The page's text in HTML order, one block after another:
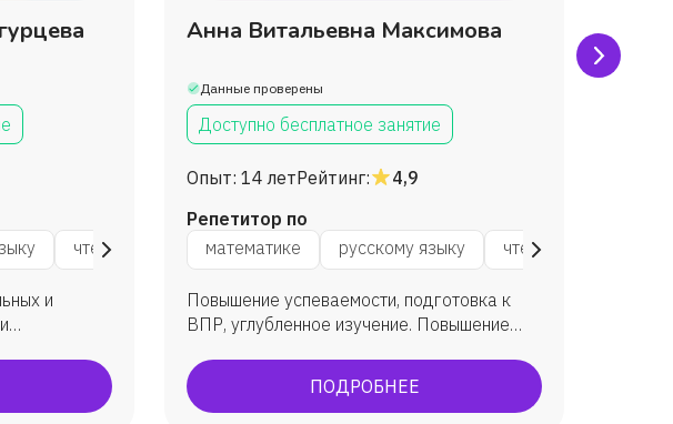
чтению окружающему миру логике
и
и т.д., в
Анна Витальевна Максимова
Данные проверены
Доступно бесплатное занятие
Опыт: 14 летРейтинг:
4,9
Репетитор по
математике
русскому языку чтению
Повышение успеваемости, подготовка к
ВПР, углубленное изучение. Повышение
Желание участвовать в олимпиадах у
второгодника (4 класс). Повышение
ПОДРОБНЕЕ